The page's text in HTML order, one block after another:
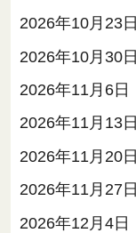
2026年10月23
2026年10月30
2026年11月6日
2026年11月13
2026年11月20
2026年11月27
2026年12月4日